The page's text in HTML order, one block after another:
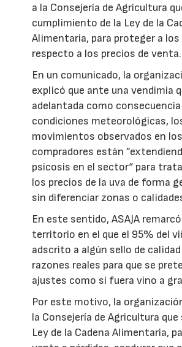
a la Consejería de Agricultura
cumplimiento de la Ley de la
Alimentaria, para proteger a
respecto a los precios de venta.
En un comunicado, la
explicó que ante una vendimia
adelantada como consecuencia
condiciones meteorológicas,
movimientos observados en los
compradores están
psicosis en el sector“ para
los precios de la uva de forma
sin diferenciar zonas o
En este sentido, ASAJA
territorio en el que el 95% del
adscrito a algún sello de
razones reales para que se
ajustes como si fuera vino a
Por este motivo, la
la Consejería de Agricultura que
Ley de la Cadena Alimentaria,